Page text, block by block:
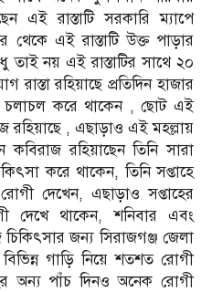
রাস্তাটি সরকারি ম্যাপে
থেকে এই রাস্তাটি উক্ত পাড়ার
নয় এই রাস্তাটির সাথে ২০
রহিয়াছে প্রতিদিন হাজার
চলাচল করে থাকেন , ছোট এই
রহিয়াছে , এছাড়াও এই মহল্লায়
রহিয়াছেন তিনি সারা
করে থাকেন, তিনি সপ্তাহে
দেখেন, এছাড়াও সপ্তাহের
দেখে থাকেন, শনিবার এবং
চিকিৎসার জন্য সিরাজগঞ্জ জেলা
গাড়ি নিয়ে শতশত রোগী
অন্য পাঁচ দিনও অনেক রোগী